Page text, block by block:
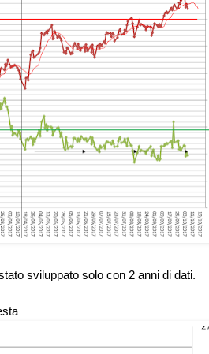
sviluppato solo con 2 anni di dati.